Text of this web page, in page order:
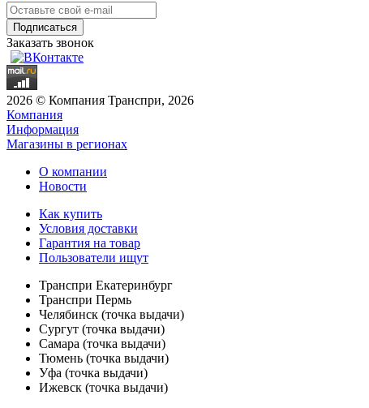
Заказать звонок
2026 © Компания Транспри, 2026
Компания
Информация
Магазины в регионах
О компании
Новости
Как купить
Условия доставки
Гарантия на товар
Пользователи ищут
Транспри Екатеринбург
Транспри Пермь
Челябинск (точка выдачи)
Сургут (точка выдачи)
Самара (точка выдачи)
Тюмень (точка выдачи)
Уфа (точка выдачи)
Ижевск (точка выдачи)